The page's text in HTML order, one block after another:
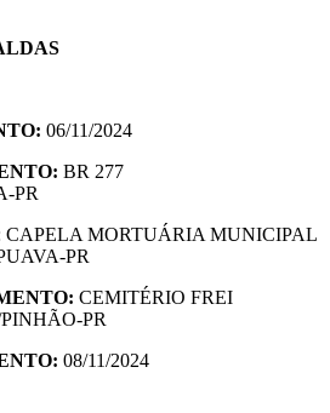
06/11/2024
BR 277
PR
CAPELA MORTUÁRIA MUNICIPAL
PR
CEMITÉRIO FREI
PR
08/11/2024